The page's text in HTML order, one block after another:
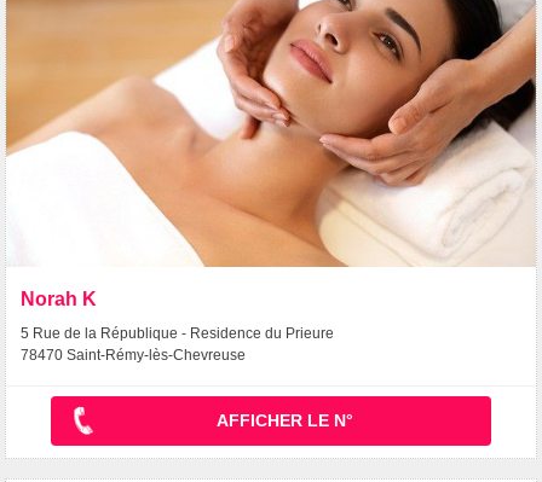
Norah K
5 Rue de la République - Residence du Prieure
78470 Saint-Rémy-lès-Chevreuse
AFFICHER LE N°